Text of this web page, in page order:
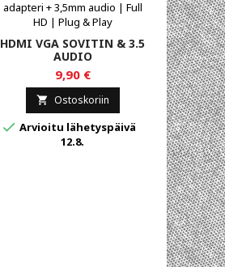
HDMI VGA SOVITIN & 3.5
AUDIO
9,90 €
 Ostoskoriin
 Arvioitu lähetyspäivä
12.8.